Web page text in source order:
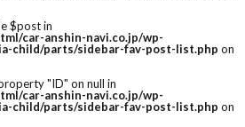
$post in
car-anshin-navi.co.jp/wp-
child/parts/sidebar-fav-post-list.php on
"ID" on null in
car-anshin-navi.co.jp/wp-
child/parts/sidebar-fav-post-list.php on